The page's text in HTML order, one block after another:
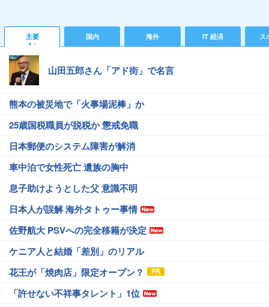
主要 国内 海外 IT 経済 ス
山田五郎さん「アド街」で名言
熊本の被災地で「火事場泥棒」か
25歳国税職員が脱税か 懲戒免職
日本郵便のシステム障害が解消
車中泊で女性死亡 遺族の胸中
息子助けようとした父 意識不明
日本人が誤解 海外タトゥー事情
佐野航大 PSVへの完全移籍が決定
ケニア人と結婚「差別」のリアル
花王が「焼肉店」限定オープン？
「許せない不祥事タレント」1位